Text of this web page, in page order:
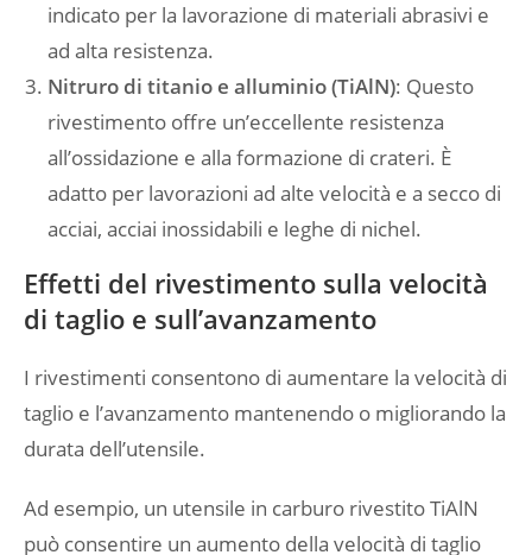
indicato per la lavorazione di materiali abrasivi e
ad alta resistenza.
Nitruro di titanio e alluminio (TiAlN): Questo
rivestimento offre un’eccellente resistenza
all’ossidazione e alla formazione di crateri. È
adatto per lavorazioni ad alte velocità e a secco di
acciai, acciai inossidabili e leghe di nichel.
Effetti del rivestimento sulla velocità
di taglio e sull’avanzamento
I rivestimenti consentono di aumentare la velocità di
taglio e l’avanzamento mantenendo o migliorando la
durata dell’utensile.
Ad esempio, un utensile in carburo rivestito TiAlN
può consentire un aumento della velocità di taglio